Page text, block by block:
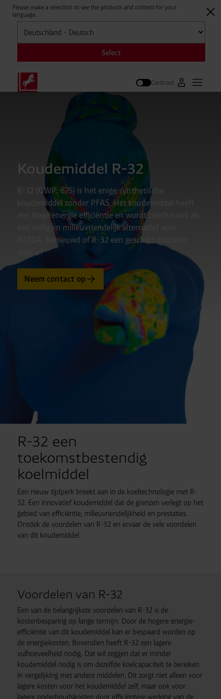
Please make a selection to see the products and content for your
language.
Selecteren
Select
Zoek op
Contrast Naar
Koudemiddel R-32
R-32 (GWP: 675) is het enige synthetische
koudemiddel zonder PFAS. Het koudemiddel heeft
een hoge energie efficiëntie en wordt beschouwd als
een veilig en milieuvriendelijk alternatief voor
R410A. Benieuwd of R-32 een geschikt middel is
voor u?
Neem contact op
R-32 een
toekomstbestendig
koelmiddel
Een nieuw tijdperk breekt aan in de koeltechnologie met R-
32. Een innovatief koudemiddel dat de grenzen verlegt op het
gebied van efficiëntie, milieuvriendelijkheid en prestaties.
Ontdek de voordelen van R-32 en ervaar de vele voordelen
van dit koudemiddel.
Voordelen van R-32
Een van de belangrijkste voordelen van R-32 is de
kostenbesparing op lange termijn. Door de hogere energie-
efficiëntie van dit koudemiddel kan er bespaard worden op
de energiekosten. Bovendien heeft R-32 een lagere
vulhoeveelheid nodig. Dat wil zeggen dat er minder
koudemiddel nodig is om dezelfde koelcapaciteit te bereiken
in vergelijking met andere middelen. Dit zorgt niet alleen voor
lagere kosten voor het koudemiddel zelf, maar ook voor
lagere onderhoudskosten door efficiëntere werking van de